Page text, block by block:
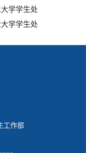
学学生处
学学生处
工作部